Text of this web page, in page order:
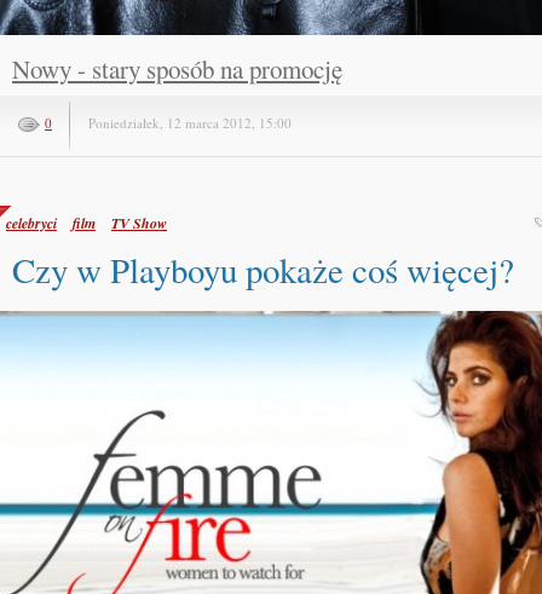
Nowy - stary sposób na promocję
0 Poniedziałek, 12 marca 2012, 15:00
celebryci film TV Show
Czy w Playboyu pokaże coś więcej?